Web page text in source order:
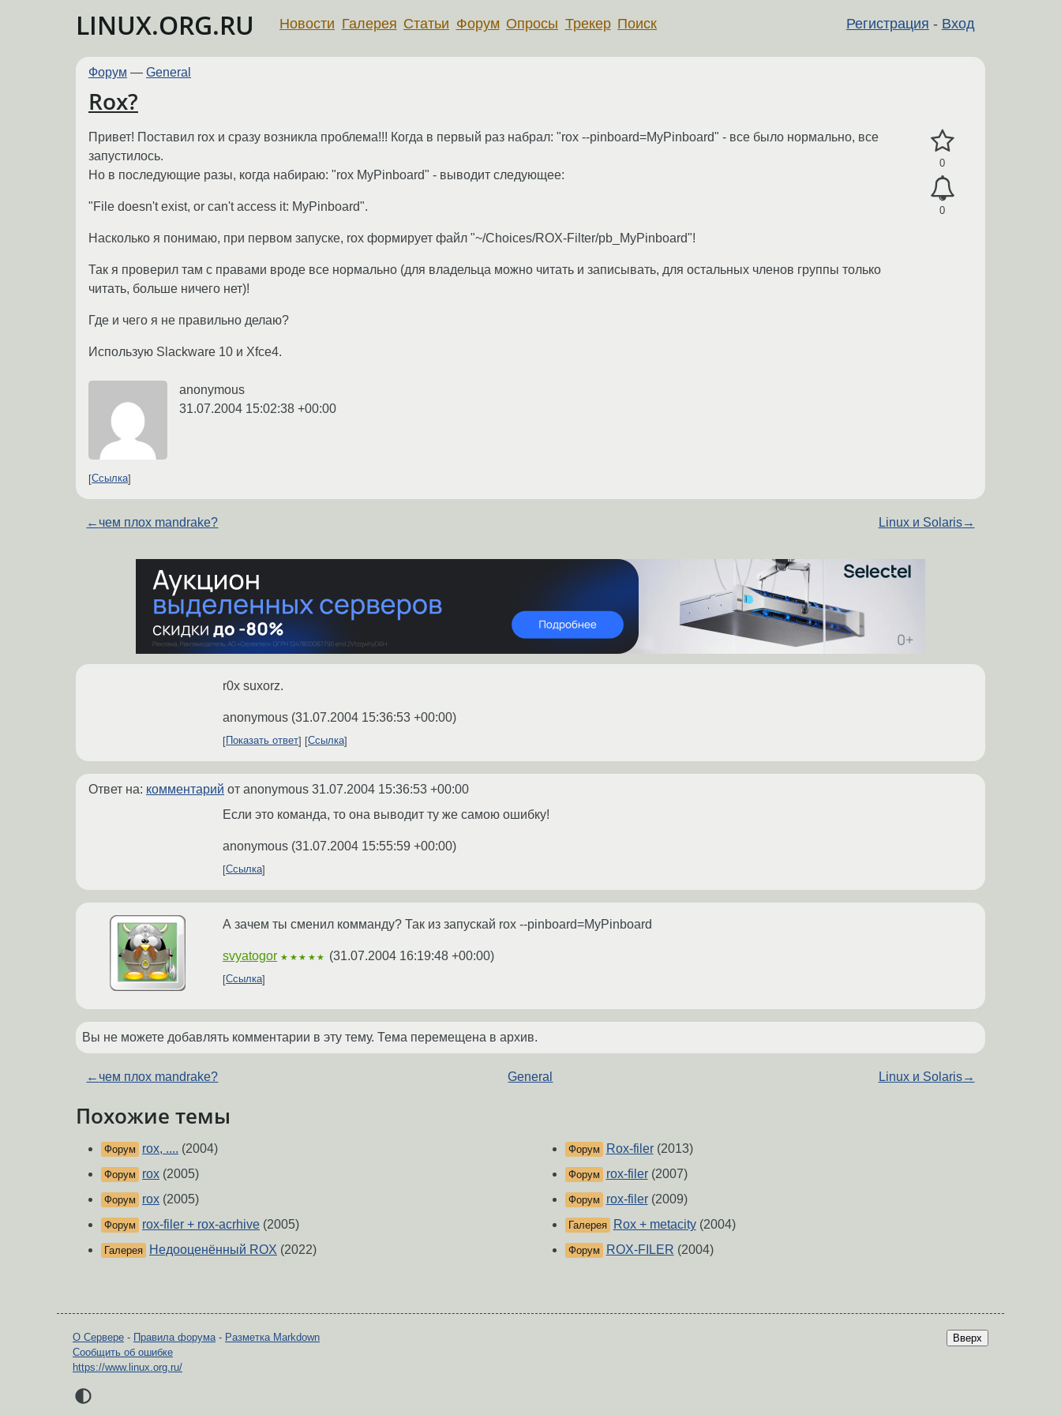
LINUX.ORG.RU Регистрация - Вход
Новости Галерея Статьи Форум Опросы Трекер Поиск
Форум — General
Rox?
0
0
Привет! Поставил rox и сразу возникла проблема!!! Когда в первый раз набрал: "rox --pinboard=MyPinboard" - все было нормально, все
запустилось.
Но в последующие разы, когда набираю: "rox MyPinboard" - выводит следующее:
"File doesn't exist, or can't access it: MyPinboard".
Насколько я понимаю, при первом запуске, rox формирует файл "~/Choices/ROX-Filter/pb_MyPinboard"!
Так я проверил там с правами вроде все нормально (для владельца можно читать и записывать, для остальных членов группы только
читать, больше ничего нет)!
Где и чего я не правильно делаю?
Использую Slackware 10 и Xfce4.
anonymous
31.07.2004 15:02:38 +00:00
Ссылка
← чем плох mandrake? Linux и Solaris→
r0x suxorz.
anonymous (31.07.2004 15:36:53 +00:00)
Показать ответ Ссылка
Ответ на: комментарий от anonymous 31.07.2004 15:36:53 +00:00
Если это команда, то она выводит ту же самою ошибку!
anonymous (31.07.2004 15:55:59 +00:00)
Ссылка
А зачем ты сменил комманду? Так из запускай rox --pinboard=MyPinboard
svyatogor ★★★★★ (31.07.2004 16:19:48 +00:00)
Ссылка
Вы не можете добавлять комментарии в эту тему. Тема перемещена в архив.
← чем плох mandrake? General Linux и Solaris→
Похожие темы
Форум rox, .... (2004)
Форум rox (2005)
Форум rox (2005)
Форум rox-filer + rox-acrhive (2005)
Галерея Недооценённый ROX (2022)
Форум Rox-filer(2013)
Форум rox-filer(2007)
Форум rox-filer(2009)
Галерея Rox + metacity(2004)
Форум ROX-FILER (2004)
Вверх
О Сервере - Правила форума- Разметка Markdown
Сообщить об ошибке
https://www.linux.org.ru/